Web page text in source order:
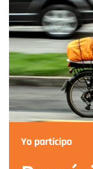
Yo participo